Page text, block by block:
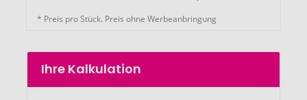
* Preis pro Stück. Preis ohne Werbeanbringung
Ihre Kalkulation